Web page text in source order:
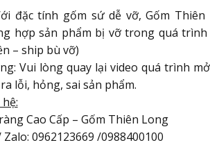
đặc tính gốm sứ dễ vỡ, Gốm
hợp sản phẩm bị vỡ trong quá
– ship bù vỡ)
Vui lòng quay lại video quá trình
lỗi, hỏng, sai sản phẩm.
Cao Cấp – Gốm Thiên Long
0962123669 /0988400100